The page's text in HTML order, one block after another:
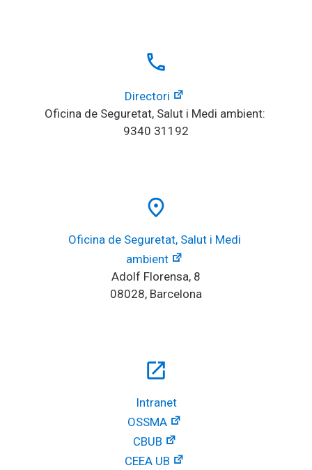
local_phone
Directori
Oficina de Seguretat, Salut i Medi ambient:
9340 31192
place
Oficina de Seguretat, Salut i Medi
ambient
Adolf Florensa, 8
08028, Barcelona
open_in_new
Intranet
OSSMA
CBUB
CEEA UB